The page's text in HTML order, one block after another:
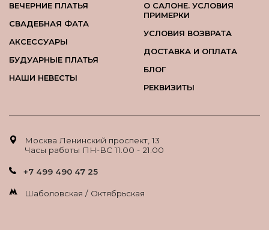
ВЕЧЕРНИЕ ПЛАТЬЯ
СВАДЕБНАЯ ФАТА
АКСЕССУАРЫ
БУДУАРНЫЕ ПЛАТЬЯ
НАШИ НЕВЕСТЫ
О САЛОНЕ. УСЛОВИЯ
ПРИМЕРКИ
УСЛОВИЯ ВОЗВРАТА
ДОСТАВКА И ОПЛАТА
БЛОГ
РЕКВИЗИТЫ
Москва Ленинский проспект, 13
Часы работы ПН-ВС 11.00 - 21.00
+7 499 490 47 25
Шаболовская / Октябрьская